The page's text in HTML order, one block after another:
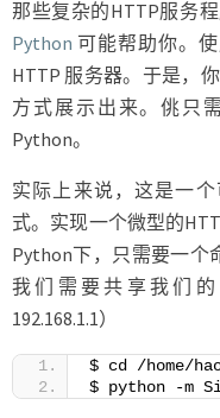
那些复杂的HTTP服务程
Python 可能帮助你。
HTTP 服务器。于是，
方式展示出来。佻只
Python。
实际上来说，这是一
式。实现一个微型的
Python下，只需要一个
我们需要共享我们
192.168.1.1）
$ cd /home/
$ python -m